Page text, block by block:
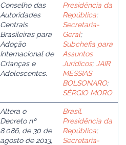
Conselho das
Autoridades
Centrais
Brasileiras para
Adoção
Internacional de
Crianças e
Adolescentes.
Presidência da
República;
Secretaria-
Geral;
Subchefia para
Assuntos
Jurídicos; JAIR
MESSIAS
BOLSONARO;
SÉRGIO MORO
Altera o
Decreto nº
8.086, de 30 de
agosto de 2013,
Brasil.
Presidência da
República;
Secretaria-